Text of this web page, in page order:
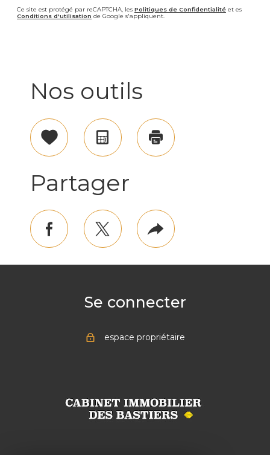
Ce site est protégé par reCAPTCHA, les Politiques de Confidentialité et es
Conditions d'utilisation de Google s'appliquent.
Nos outils
SélectionnerCalculatriceImprimer
Partager
facebooktwitterPlus
de
partage
Se connecter
espace propriétaire